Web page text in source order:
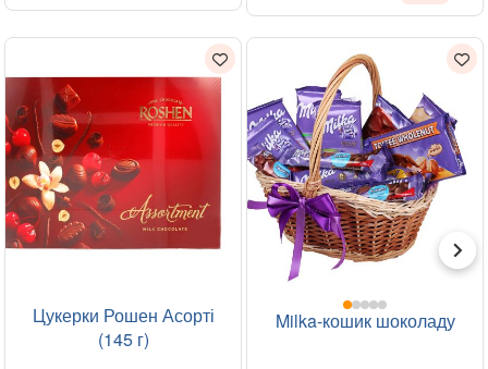
Цукерки Рошен Асорті
(145 г)
Milka-кошик шоколаду